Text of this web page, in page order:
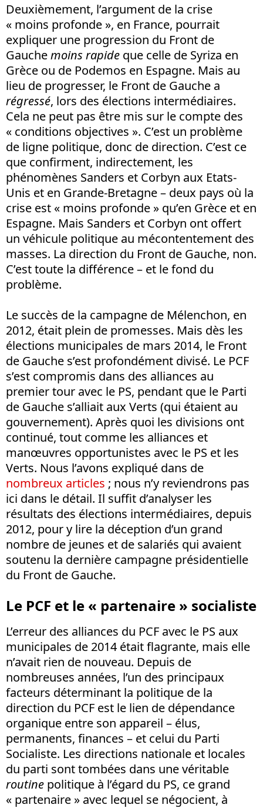
Deuxièmement, l’argument de la crise
« moins profonde », en France, pourrait
expliquer une progression du Front de
Gauchemoins rapide que celle de Syriza en
Grèce ou de Podemos en Espagne. Mais au
lieu de progresser, le Front de Gauche a
régressé, lors des élections intermédiaires.
Cela ne peut pas être mis sur le compte des
« conditions objectives ». C’est un problème
de ligne politique, donc de direction. C’est ce
que confirment, indirectement, les
phénomènes Sanders et Corbyn aux Etats-
Unis et en Grande-Bretagne – deux pays où la
crise est « moins profonde » qu’en Grèce et en
Espagne. Mais Sanders et Corbyn ont offert
un véhicule politique au mécontentement des
masses. La direction du Front de Gauche, non.
C’est toute la différence – et le fond du
problème.
Le succès de la campagne de Mélenchon, en
2012, était plein de promesses. Mais dès les
élections municipales de mars 2014, le Front
de Gauche s’est profondément divisé. Le PCF
s’est compromis dans des alliances au
premier tour avec le PS, pendant que le Parti
de Gauche s’alliait aux Verts (qui étaient au
gouvernement). Après quoi les divisions ont
continué, tout comme les alliances et
manœuvres opportunistes avec le PS et les
Verts. Nous l’avons expliqué dans de
nombreux articles ; nous n’y reviendrons pas
ici dans le détail. Il suffit d’analyser les
résultats des élections intermédiaires, depuis
2012, pour y lire la déception d’un grand
nombre de jeunes et de salariés qui avaient
soutenu la dernière campagne présidentielle
du Front de Gauche.
Le PCF et le « partenaire » socialiste
L’erreur des alliances du PCF avec le PS aux
municipales de 2014 était flagrante, mais elle
n’avait rien de nouveau. Depuis de
nombreuses années, l’un des principaux
facteurs déterminant la politique de la
direction du PCF est le lien de dépendance
organique entre son appareil – élus,
permanents, finances – et celui du Parti
Socialiste. Les directions nationale et locales
du parti sont tombées dans une véritable
routine politique à l’égard du PS, ce grand
« partenaire » avec lequel se négocient, à